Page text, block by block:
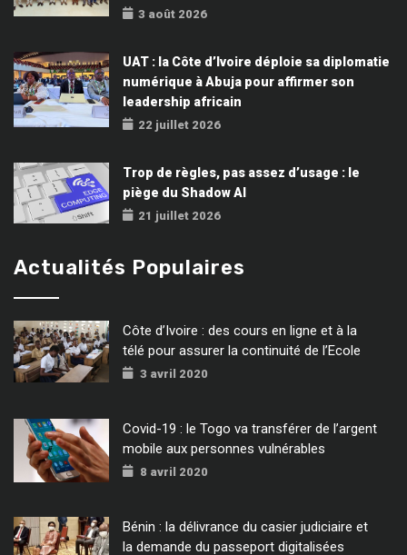
3 août 2026
UAT : la Côte d’Ivoire déploie sa diplomatie
numérique à Abuja pour affirmer son
leadership africain
22 juillet 2026
Trop de règles, pas assez d’usage : le
piège du Shadow AI
21 juillet 2026
Actualités Populaires
Côte d’Ivoire : des cours en ligne et à la
télé pour assurer la continuité de l’Ecole
3 avril 2020
Covid-19 : le Togo va transférer de l’argent
mobile aux personnes vulnérables
8 avril 2020
Bénin : la délivrance du casier judiciaire et
la demande du passeport digitalisées